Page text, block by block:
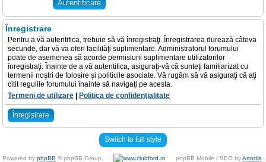
Înregistrare
Pentru a vă autentifica, trebuie să vă înregistraţi. Înregistrarea durează câteva
secunde, dar vă va oferi facilităţi suplimentare. Administratorul forumului
poate de asemenea să acorde permisiuni suplimentare utilizatorilor
înregistraţi. Înainte de a vă autentifica, asiguraţi-vă că sunteţi familiarizat cu
termenii noştri de folosire şi politicile asociate. Vă rugăm să vă asiguraţi că aţi
citit regulile forumului înainte să navigaţi pe acesta.
Termeni de utilizare
Politica de confidenţialitate
Înregistrare
Switch to full style
Powered by phpBB © phpBB Group. phpBB Mobile / SEO byArtodia